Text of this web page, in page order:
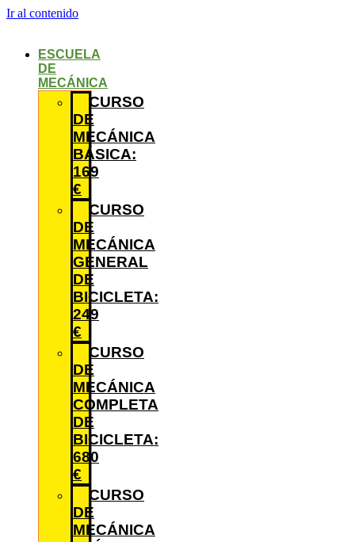
Ir al contenido
ESCUELA
DE
MECÁNICA
CURSO
DE
MECÁNICA
BÁSICA:
169
€
CURSO
DE
MECÁNICA
GENERAL
DE
BICICLETA:
249
€
CURSO
DE
MECÁNICA
COMPLETA
DE
BICICLETA:
680
€
CURSO
DE
MECÁNICA